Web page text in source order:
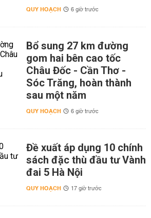
QUY HOẠCH 6 giờ trước
Bổ sung 27 km đường
gom hai bên cao tốc
Châu Đốc - Cần Thơ -
Sóc Trăng, hoàn thành
sau một năm
QUY HOẠCH 6 giờ trước
Đề xuất áp dụng 10 chính
sách đặc thù đầu tư Vành
đai 5 Hà Nội
QUY HOẠCH 17 giờ trước